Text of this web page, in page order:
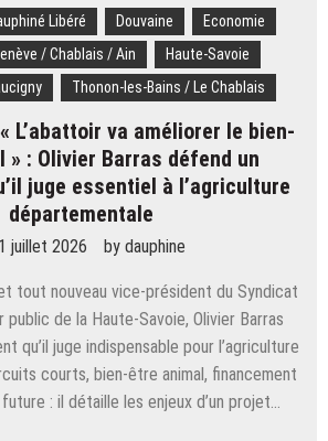
La
Féclaz
Des
problèmes
de
livraisons
les
débuts
d’Uber
Eats
Libéré Douvaine
Economie
/ Chablais / Ain
Haute-Savoie
Thonon-les-Bains / Le Chablais
L’abattoir va améliorer le bien-
» : Olivier Barras défend un
juge essentiel à l’agriculture
départementale
1 juillet 2026 by dauphine
tout nouveau vice-président du Syndicat
public de la Haute-Savoie, Olivier Barras
qu’il juge indispensable pour l’agriculture
courts, bien-être animal, financement
: il détaille les enjeux d’un projet…